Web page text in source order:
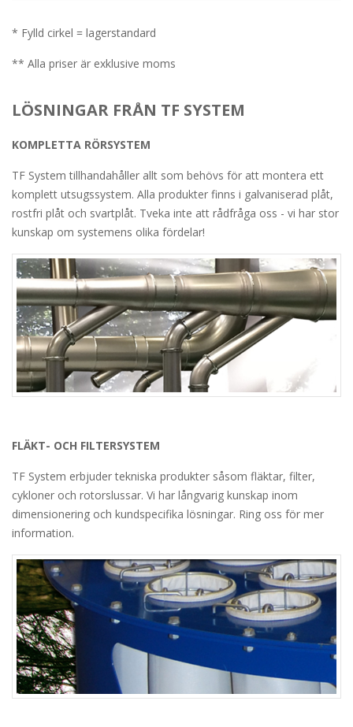
* Fylld cirkel = lagerstandard
** Alla priser är exklusive moms
LÖSNINGAR FRÅN TF SYSTEM
KOMPLETTA RÖRSYSTEM
TF System tillhandahåller allt som behövs för att montera ett
komplett utsugssystem. Alla produkter finns i galvaniserad plåt,
rostfri plåt och svartplåt. Tveka inte att rådfråga oss - vi har stor
kunskap om systemens olika fördelar!
FLÄKT- OCH FILTERSYSTEM
TF System erbjuder tekniska produkter såsom fläktar, filter,
cykloner och rotorslussar. Vi har långvarig kunskap inom
dimensionering och kundspecifika lösningar. Ring oss för mer
information.